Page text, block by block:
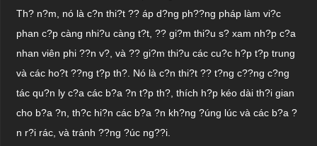
Th? n?m, nó là c?n thi?t ?? áp d?ng ph??ng pháp làm vi?c
phan c?p càng nhi?u càng t?t, ?? gi?m thi?u s? xam nh?p c?a
nhan viên phi ??n v?, và ?? gi?m thi?u các cu?c h?p t?p trung
và các ho?t ??ng t?p th?. Nó là c?n thi?t ?? t?ng c??ng c?ng
tác qu?n ly c?a các b?a ?n t?p th?, thích h?p kéo dài th?i gian
cho b?a ?n, th?c hi?n các b?a ?n kh?ng ?úng lúc và các b?a ?
n r?i rác, và tránh ??ng ?úc ng??i.